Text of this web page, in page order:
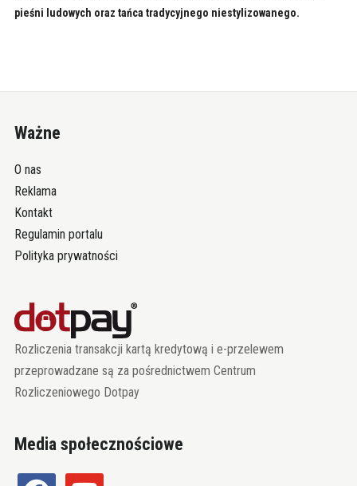
pieśni ludowych oraz tańca tradycyjnego niestylizowanego.
Ważne
O nas
Reklama
Kontakt
Regulamin portalu
Polityka prywatności
Rozliczenia transakcji kartą kredytową i e-przelewem
przeprowadzane są za pośrednictwem Centrum
Rozliczeniowego Dotpay
Media społecznościowe